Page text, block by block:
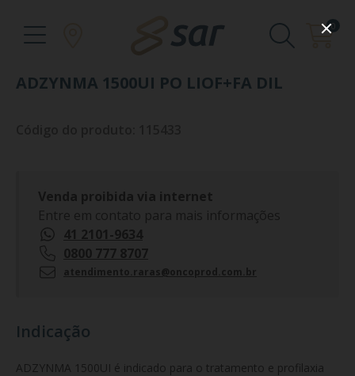
0
ADZYNMA 1500UI PO LIOF+FA DIL
Venda proibida via internet
Entre em contato para mais informações
41 2101-9634
0800 777 8707
atendimento.raras@oncoprod.com.br
Indicação
ADZYNMA 1500UI é indicado para o tratamento e profilaxia